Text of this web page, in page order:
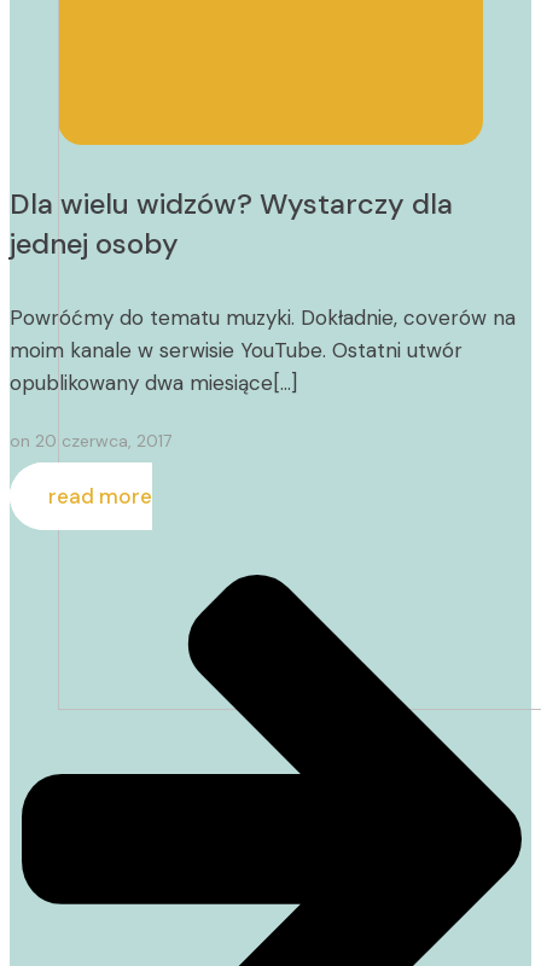
Dla wielu widzów? Wystarczy dla
jednej osoby
Powróćmy do tematu muzyki. Dokładnie, coverów na
moim kanale w serwisie YouTube. Ostatni utwór
opublikowany dwa miesiące[…]
on 20 czerwca, 2017
read more